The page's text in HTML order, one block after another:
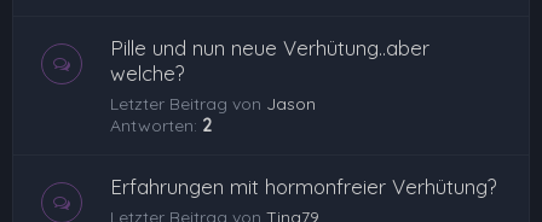
Pille und nun neue Verhütung..aber
welche?
Letzter Beitrag von Jason
Antworten: 2
Erfahrungen mit hormonfreier Verhütung?
Letzter Beitrag von Tina79